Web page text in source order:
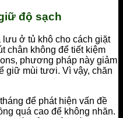
độ sạch
lưu ở tủ khô cho cách giặt
chân không để tiết kiệm
phương pháp này giảm
giữ mùi tươi. Vì vậy, chăn
để phát hiện vấn đề
quá cao để không nhăn.